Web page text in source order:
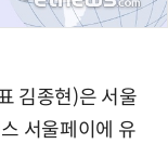
김종현)은 서울
서울페이에 유